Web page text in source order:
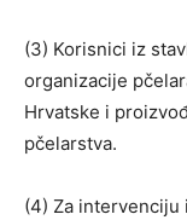
(3) Korisnici iz
organizacije
Hrvatske i
pčelarstva.
(4) Za intervenciju